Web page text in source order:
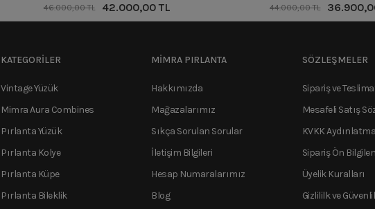
46.000,00 TL 42.000,00 TL 44.000,00 TL
KATEGORİLER
Vintage Yüzük
Mimra Aura Combines
Pırlanta Yüzük
Pırlanta Kolye
Pırlanta Küpe
Pırlanta Bileklik
MİMRA PIRLANTA
Hakkımızda
Mağazalarımız
Sıkça Sorulan Sorular
İletişim Bilgileri
Hesap Numaralarımız
Blog
SÖZLEŞMELER
Sipariş ve
Mesafeli Satış
KVKK
Sipariş Ön
Üyelik Kuralları
Gizlililk ve